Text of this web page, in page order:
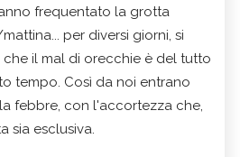
frequentato la grotta
per diversi giorni, si
il mal di orecchie è del tutto
tempo. Così da noi entrano
febbre, con l'accortezza che,
sia esclusiva.